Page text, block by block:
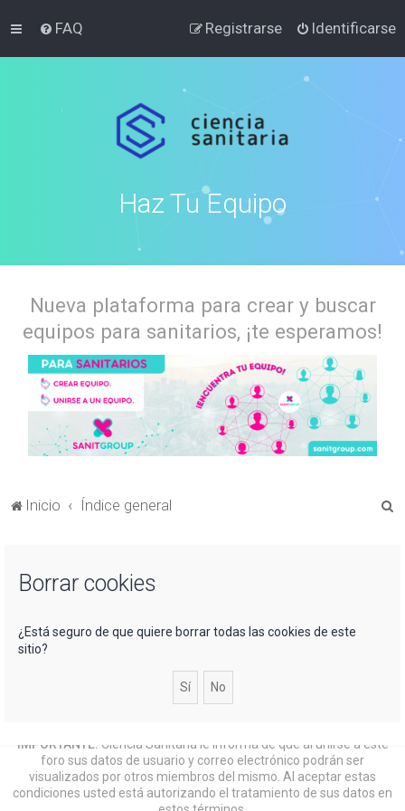
FAQ Identificarse
Registrarse
Haz Tu Equipo
Nueva plataforma para crear y buscar
equipos para sanitarios, ¡te esperamos!
Inicio Índice general
Borrar cookies
¿Está seguro de que quiere borrar todas las cookies de este
sitio?
IMPORTANTE: Ciencia Sanitaria le informa de que al unirse a este
foro sus datos de usuario y correo electrónico podrán ser
visualizados por otros miembros del mismo. Al aceptar estas
condiciones usted está autorizando el tratamiento de sus datos en